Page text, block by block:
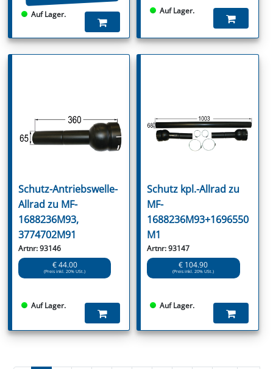
Auf Lager. Auf Lager.
Schutz-Antriebswelle-
Allrad zu MF-
1688236M93,
3774702M91
Artnr: 93146
€ 44.00
(Preis inkl. 20% USt.)
Auf Lager.
Schutz kpl.-Allrad zu
MF-
1688236M93+1696550
M1
Artnr: 93147
€ 104.90
(Preis inkl. 20% USt.)
Auf Lager.